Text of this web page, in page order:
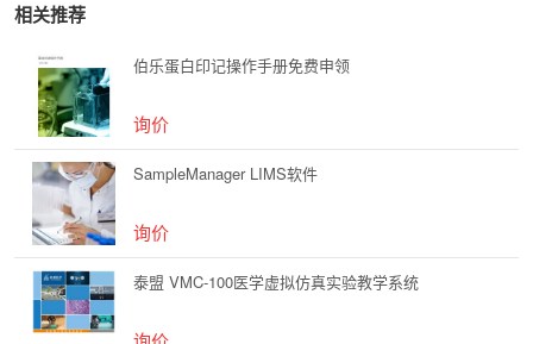
相关推荐
伯乐蛋白印记操作手册免费申领
询价
SampleManager LIMS软件
询价
泰盟 VMC-100医学虚拟仿真实验教学系统